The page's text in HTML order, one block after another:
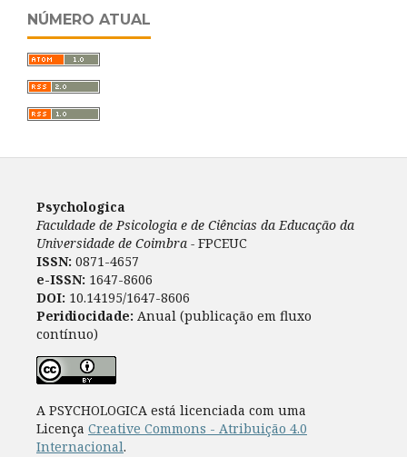
NÚMERO ATUAL
Psychologica
Faculdade de Psicologia e de Ciências da Educação da
Universidade de Coimbra - FPCEUC
ISSN: 0871-4657
e-ISSN: 1647-8606
DOI: 10.14195/1647-8606
Peridiocidade: Anual (publicação em fluxo
contínuo)
A PSYCHOLOGICA está licenciada com uma
Licença Creative Commons - Atribuição 4.0
Internacional.